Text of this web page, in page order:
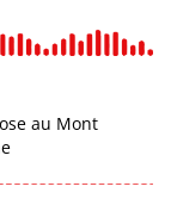
au Mont